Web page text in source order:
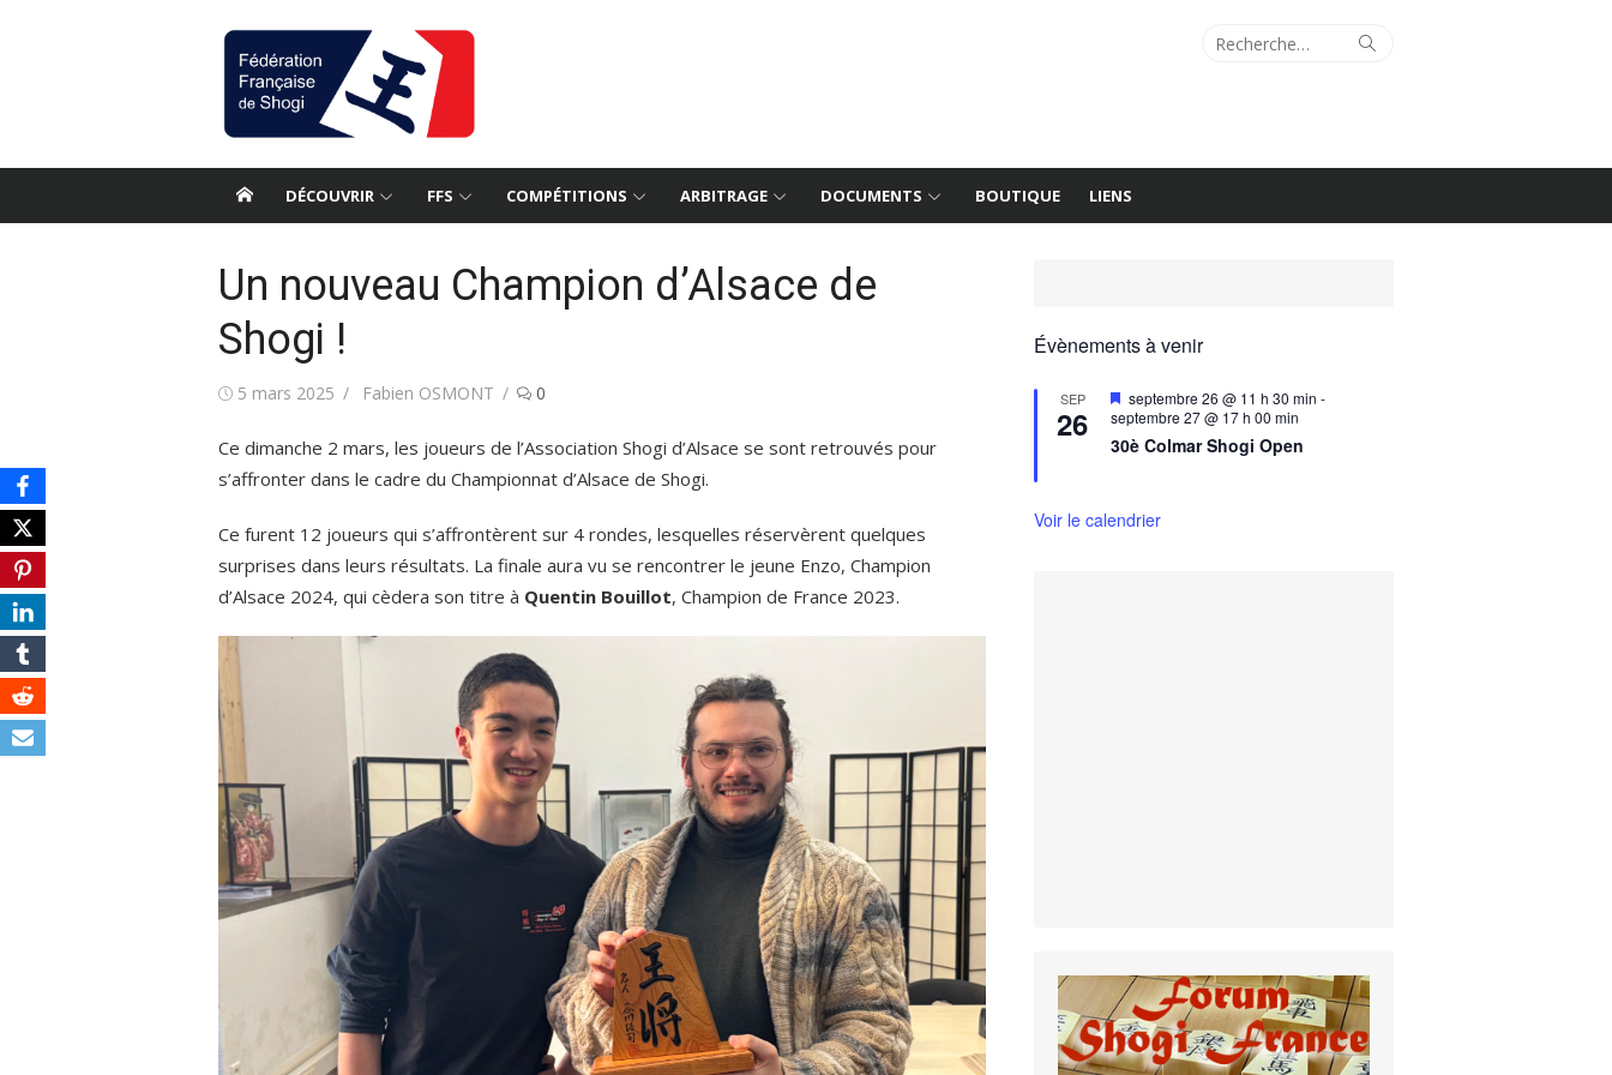
Gérer le consentement aux cookies
Pour offrir les meilleures expériences, nous utilisons des technologies telles que les
cookies pour stocker et/ou accéder aux informations des appareils. Le fait de
consentir à ces technologies nous permettra de traiter des données telles que le
Recherche
Rechercher
DÉCOUVRIR FFS COMPÉTITIONS ARBITRAGE DOCUMENTS BOUTIQUE LIENS
Un nouveau Champion d’Alsace de
Shogi !
Publié5 mars 2025 Auteur/autrice
Fabien OSMONT 0
Ce dimanche 2 mars, les joueurs de l’Association Shogi d’Alsace se sont retrouvés pour
s’affronter dans le cadre du Championnat d’Alsace de Shogi.
Ce furent 12 joueurs qui s’affrontèrent sur 4 rondes, lesquelles réservèrent quelques
surprises dans leurs résultats. La finale aura vu se rencontrer le jeune Enzo, Champion
d’Alsace 2024, qui cèdera son titre à Quentin Bouillot, Champion de France 2023.
Évènements à venir
SEP
26
Mis
en
avant
septembre 26 @ 11 h 30 min -
septembre 27 @ 17 h 00 min
30è Colmar Shogi Open
Voir le calendrier